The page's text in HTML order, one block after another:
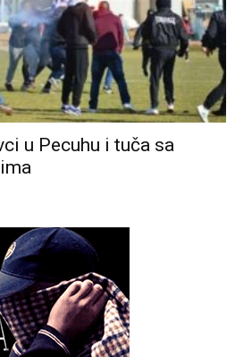
u Pecuhu i tuča sa